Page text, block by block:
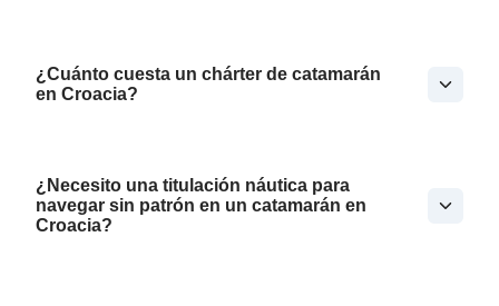
¿Cuánto cuesta un chárter de catamarán
en Croacia?
¿Necesito una titulación náutica para
navegar sin patrón en un catamarán en
Croacia?